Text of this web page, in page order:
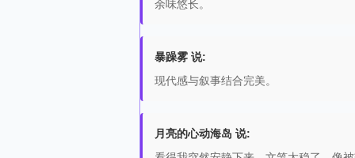
余味悠长。
暴躁雾 说:
现代感与叙事结合完美。
月亮的心动海岛 说: